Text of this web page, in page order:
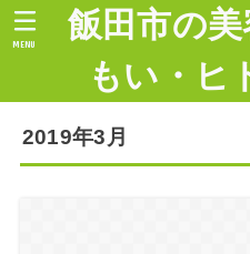
飯田市の
もい・ヒ
MENU
2019年3月